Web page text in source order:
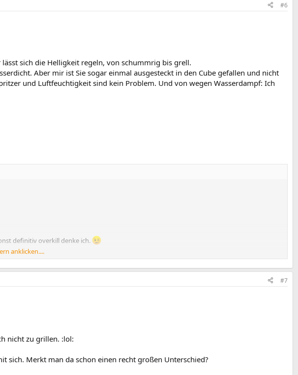
#6
sich die Helligkeit regeln, von schummrig bis grell.
Aber mir ist Sie sogar einmal ausgesteckt in den Cube gefallen und nicht
und Luftfeuchtigkeit sind kein Problem. Und von wegen Wasserdampf: Ich
definitiv overkill denke ich.
schon defekt? Hat die Lichtqualität irgendwie nachgelassen? Wie resistent ist die Lampe gegen
anklicken....
#7
nicht zu grillen. :lol:
sich. Merkt man da schon einen recht großen Unterschied?